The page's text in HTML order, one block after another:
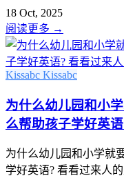
18 Oct, 2025
阅读更多 →
Kissabc Kissabc
为什么幼儿园和小
么帮助孩子学好英
为什么幼儿园和小学就
学好英语? 看看过来人